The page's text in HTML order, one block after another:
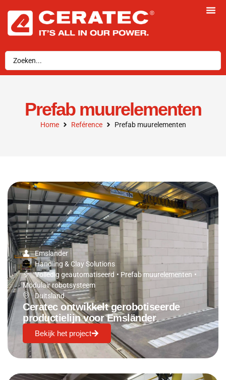
Prefab muurelementen
Home Reférence Prefab muurelementen
Emslander
Handling & Clay Solutions
Volledig geautomatiseerd • Prefab muurelementen •
Modulair robotsysteem
Duitsland
Ceratec ontwikkelt gerobotiseerde
productielijn voor Emsländer
Bekijk het project